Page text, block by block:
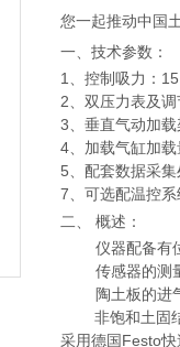
您一起推动中国
一、技术参数 ：
1、控制吸力：
2、双压力表及
3、垂直气动加载
4、加载气缸加载
5、配套数据采集
7、可选配温控
二、 概述：
仪器配备有
传感器的测
陶土板的进
非饱和土固
采用德国Festo